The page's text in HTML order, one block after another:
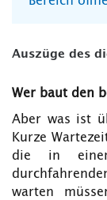
Auszüge des
Wer baut den
Aber was ist
Kurze
die in
warten